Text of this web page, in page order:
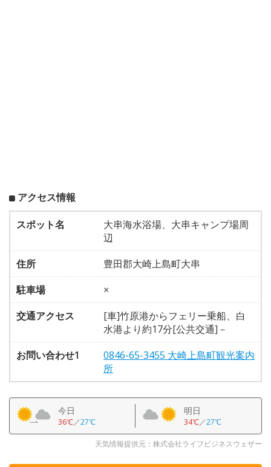
アクセス情報
スポット名
大串海水浴場、大串キャンプ場周
辺
住所
豊田郡大崎上島町大串
駐車場
×
交通アクセス
[車]竹原港からフェリー乗船、白
水港より約17分[公共交通]－
お問い合わせ1
0846-65-3455 大崎上島町観光案内
所
今日
36℃／27℃
明日
34℃／27℃
天気情報提供元：株式会社ライフビジネスウェザー